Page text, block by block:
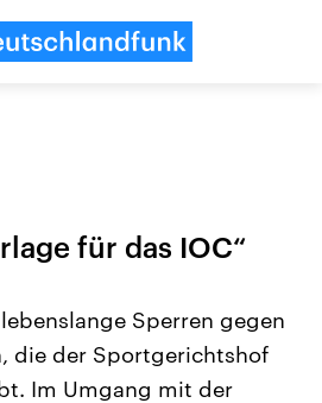
für das IOC“
Sperren gegen
die der Sportgerichtshof
Im Umgang mit der